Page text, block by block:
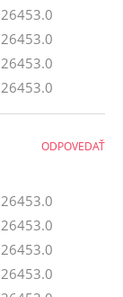
ODPOVEDAŤ